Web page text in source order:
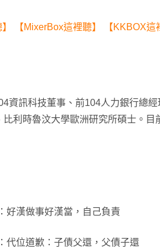
【MixerBox這裡聽】 【KKBOX這
資訊科技董事、前104人力銀行總
比利時魯汶大學歐洲研究所碩士。目
好漢做事好漢當，自己負責
代位道歉：子債父還，父債子還